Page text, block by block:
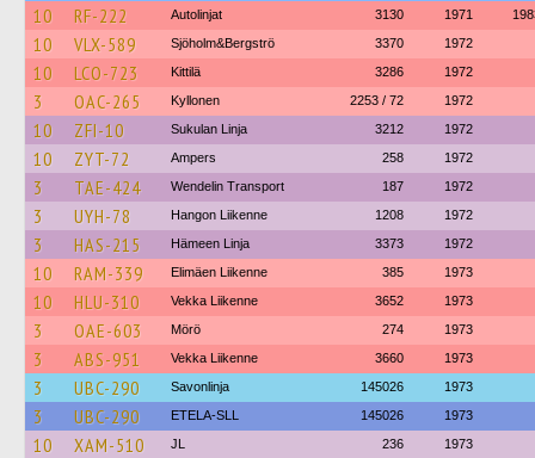
10 RF-222 Autolinjat 3130 1971
10 VLX-589 Sjöholm&Bergströ 3370 1972
10 LCO-723 Kittilä 3286 1972
3 OAC-265 Kyllonen 2253 / 72 1972
10 ZFI-10 Sukulan Linja 3212 1972
10 ZYT-72 Ampers 258 1972
3 TAE-424 Wendelin Transport 187 1972
3 UYH-78 Hangon Liikenne 1208 1972
3 HAS-215 Hämeen Linja 3373 1972
10 RAM-339 Elimäen Liikenne 385 1973
10 HLU-310 Vekka Liikenne 3652 1973
3 OAE-603 Mörö 274 1973
3 ABS-951 Vekka Liikenne 3660 1973
3 UBC-290 Savonlinja 145026 1973
3 UBC-290 ETELA-SLL 145026 1973
10 XAM-510 JL 236 1973